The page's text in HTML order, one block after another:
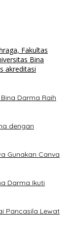
Darma Raih
dengan
Gunakan Canva
Darma Ikuti
Pancasila Lewat